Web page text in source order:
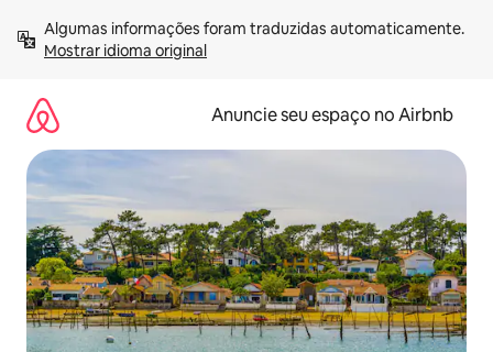
para
Mostrar idioma original
Anuncie seu espaço no Airbnb